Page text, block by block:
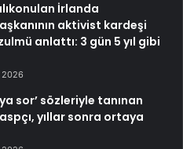
İrlanda
aktivist kardeşi
anlattı: 3 gün 5 yıl gibi
2026
sor’ sözleriyle tanınan
yıllar sonra ortaya